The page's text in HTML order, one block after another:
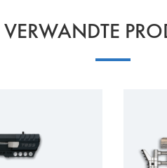
VERWANDTE